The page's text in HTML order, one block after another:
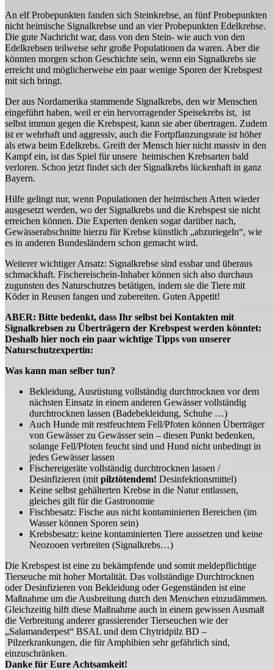
An elf Probepunkten fanden sich Steinkrebse, an fünf Probepunkten
nicht heimische Signalkrebse und an vier Probepunkten Edelkrebse.
Die gute Nachricht war, dass von den Stein- wie auch von den
Edelkrebsen teilweise sehr große Populationen da waren. Aber die
könnten morgen schon Geschichte sein, wenn ein Signalkrebs sie
erreicht und möglicherweise ein paar wenige Sporen der Krebspest
mit sich bringt.
Der aus Nordamerika stammende Signalkrebs, den wir Menschen
eingeführt haben, weil er ein hervorragender Speisekrebs ist, ist
selbst immun gegen die Krebspest, kann sie aber übertragen. Zudem
ist er wehrhaft und aggressiv, auch die Fortpflanzungsrate ist höher
als etwa beim Edelkrebs. Greift der Mensch hier nicht massiv in den
Kampf ein, ist das Spiel für unsere heimischen Krebsarten bald
verloren. Schon jetzt findet sich der Signalkrebs lückenhaft in ganz
Bayern.
Hilfe gelingt nur, wenn Populationen der heimischen Arten wieder
ausgesetzt werden, wo der Signalkrebs und die Krebspest sie nicht
erreichen können. Die Experten denken sogar darüber nach,
Gewässerabschnitte hierzu für Krebse künstlich „abzuriegeln“, wie
es in anderen Bundesländern schon gemacht wird.
Weiterer wichtiger Ansatz: Signalkrebse sind essbar und überaus
schmackhaft. Fischereischein-Inhaber können sich also durchaus
zugunsten des Naturschutzes betätigen, indem sie die Tiere mit
Köder in Reusen fangen und zubereiten. Guten Appetit!
ABER: Bitte bedenkt, dass Ihr selbst bei Kontakten mit
Signalkrebsen zu Überträgern der Krebspest werden könntet:
Deshalb hier noch ein paar wichtige Tipps von unserer
Naturschutzexpertin:
Was kann man selber tun?
Bekleidung, Ausrüstung vollständig durchtrocknen vor dem
nächsten Einsatz in einem anderen Gewässer vollständig
durchtrocknen lassen (Badebekleidung, Schuhe …)
Auch Hunde mit restfeuchtem Fell/Pfoten können Überträger
von Gewässer zu Gewässer sein – diesen Punkt bedenken,
solange Fell/Pfoten feucht sind und Hund nicht unbedingt in
jedes Gewässer lassen
Fischereigeräte vollständig durchtrocknen lassen /
Desinfizieren (mit pilztötendem! Desinfektionsmittel)
Keine selbst gehälterten Krebse in die Natur entlassen,
gleiches gilt für die Gastronomie
Fischbesatz: Fische aus nicht kontaminierten Bereichen (im
Wasser können Sporen sein)
Krebsbesatz: keine kontaminierten Tiere aussetzen und keine
Neozooen verbreiten (Signalkrebs…)
Die Krebspest ist eine zu bekämpfende und somit meldepflichtige
Tierseuche mit hoher Mortalität. Das vollständige Durchtrocknen
oder Desinfizieren von Bekleidung oder Gegenständen ist eine
Maßnahme um die Ausbreitung durch den Menschen einzudämmen.
Gleichzeitig hilft diese Maßnahme auch in einem gewissen Ausmaß
die Verbreitung anderer grassierender Tierseuchen wie der
„Salamanderpest“ BSAL und dem Chytridpilz BD –
Pilzerkrankungen, die für Amphibien sehr gefährlich sind,
einzuschränken.
Danke für Eure Achtsamkeit!